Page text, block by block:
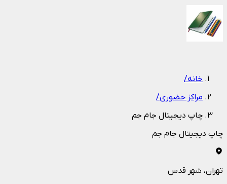
خانه/
مراکز حضوری/
چاپ دیجیتال جام جم
چاپ دیجیتال جام جم
تهران، شهر قدس